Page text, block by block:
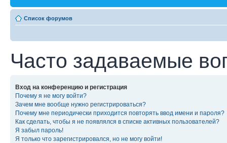
Список форумов
Часто задаваемые
Вход на конференцию и регистрация
Почему я не могу войти?
Зачем мне вообще нужно регистрироваться?
Почему мне периодически приходится повторять ввод имени и пароля?
Как сделать, чтобы я не появлялся в списке активных пользователей?
Я забыл пароль!
Я только что зарегистрировался, но не могу войти!